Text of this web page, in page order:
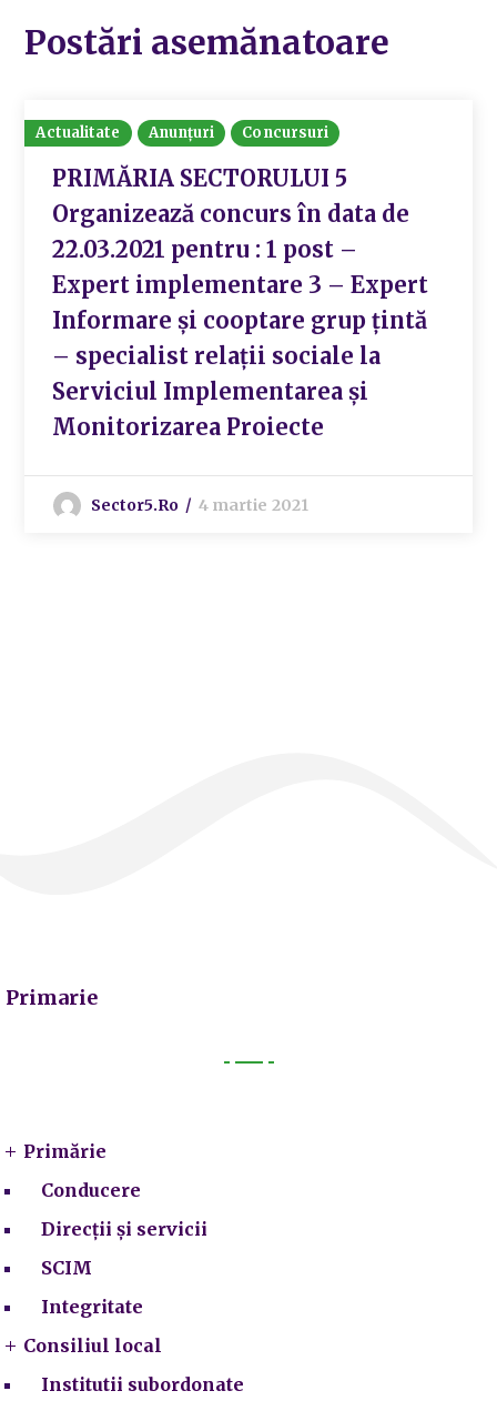
Postări asemănatoare
Actualitate Anunțuri Concursuri
PRIMĂRIA SECTORULUI 5
Organizează concurs în data de
22.03.2021 pentru : 1 post –
Expert implementare 3 – Expert
Informare și cooptare grup țintă
– specialist relații sociale la
Serviciul Implementarea și
Monitorizarea Proiecte
Sector5.ro 4 martie 2021
Primarie
Primărie
Conducere
Direcții și servicii
SCIM
Integritate
Consiliul local
Institutii subordonate